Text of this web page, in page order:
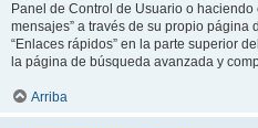
Panel de Control de Usuario o haciendo
mensajes” a través de su propio página
“Enlaces rápidos” en la parte superior
la página de búsqueda avanzada y
Arriba